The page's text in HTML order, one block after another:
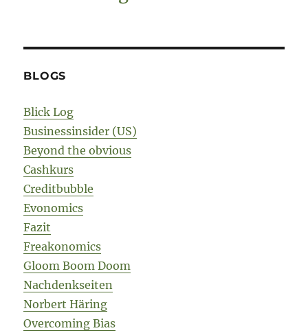
BLOGS
Blick Log
Businessinsider (US)
Beyond the obvious
Cashkurs
Creditbubble
Evonomics
Fazit
Freakonomics
Gloom Boom Doom
Nachdenkseiten
Norbert Häring
Overcoming Bias